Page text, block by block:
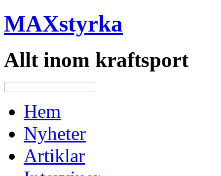
MAXstyrka
Allt inom kraftsport
Hem
Nyheter
Artiklar